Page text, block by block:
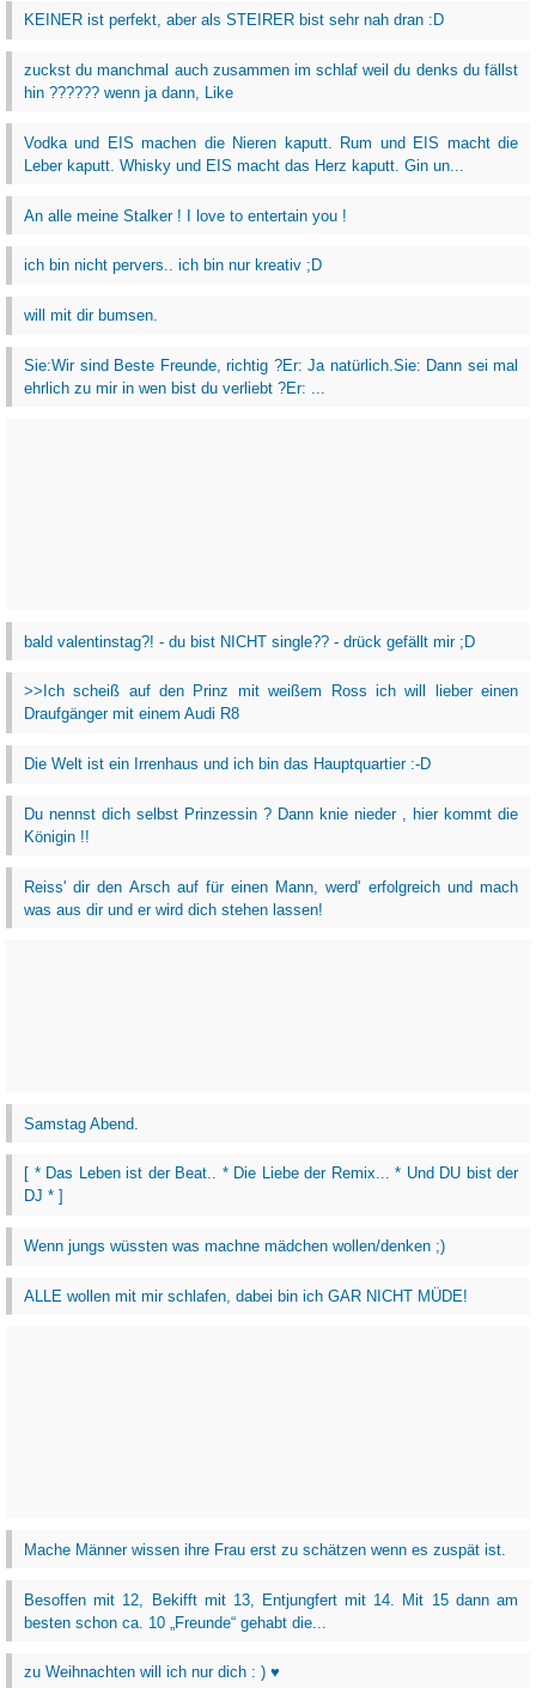
KEINER ist perfekt, aber als STEIRER bist sehr nah dran :D
zuckst du manchmal auch zusammen im schlaf weil du denks du fällst
hin ?????? wenn ja dann, Like
Vodka und EIS machen die Nieren kaputt. Rum und EIS macht die
Leber kaputt. Whisky und EIS macht das Herz kaputt. Gin un...
An alle meine Stalker ! I love to entertain you !
ich bin nicht pervers.. ich bin nur kreativ ;D
will mit dir bumsen.
Sie:Wir sind Beste Freunde, richtig ?Er: Ja natürlich.Sie: Dann sei mal
ehrlich zu mir in wen bist du verliebt ?Er: ...
bald valentinstag?! - du bist NICHT single?? - drück gefällt mir ;D
>>Ich scheiß auf den Prinz mit weißem Ross ich will lieber einen
Draufgänger mit einem Audi R8
Die Welt ist ein Irrenhaus und ich bin das Hauptquartier :-D
Du nennst dich selbst Prinzessin ? Dann knie nieder , hier kommt die
Königin !!
Reiss' dir den Arsch auf für einen Mann, werd' erfolgreich und mach
was aus dir und er wird dich stehen lassen!
Samstag Abend.
[ * Das Leben ist der Beat.. * Die Liebe der Remix... * Und DU bist der
DJ * ]
Wenn jungs wüssten was machne mädchen wollen/denken ;)
ALLE wollen mit mir schlafen, dabei bin ich GAR NICHT MÜDE!
Mache Männer wissen ihre Frau erst zu schätzen wenn es zuspät ist.
Besoffen mit 12, Bekifft mit 13, Entjungfert mit 14. Mit 15 dann am
besten schon ca. 10 „Freunde“ gehabt die...
zu Weihnachten will ich nur dich : ) ♥